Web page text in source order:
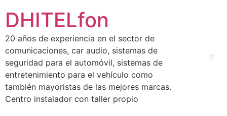
DHITELfon
20 años de experiencia en el sector de
comunicaciones, car audio, sistemas de
seguridad para el automóvil, sistemas de
entretenimiento para el vehículo como
también mayoristas de las mejores marcas.
Centro instalador con taller propio